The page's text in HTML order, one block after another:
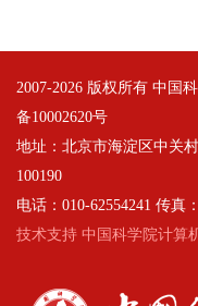
2007-2026 版权所有 中国
备10002620号
地址：北京市海淀区中关
100190
电话：010-62554241 传真
技术支持 中国科学院计算